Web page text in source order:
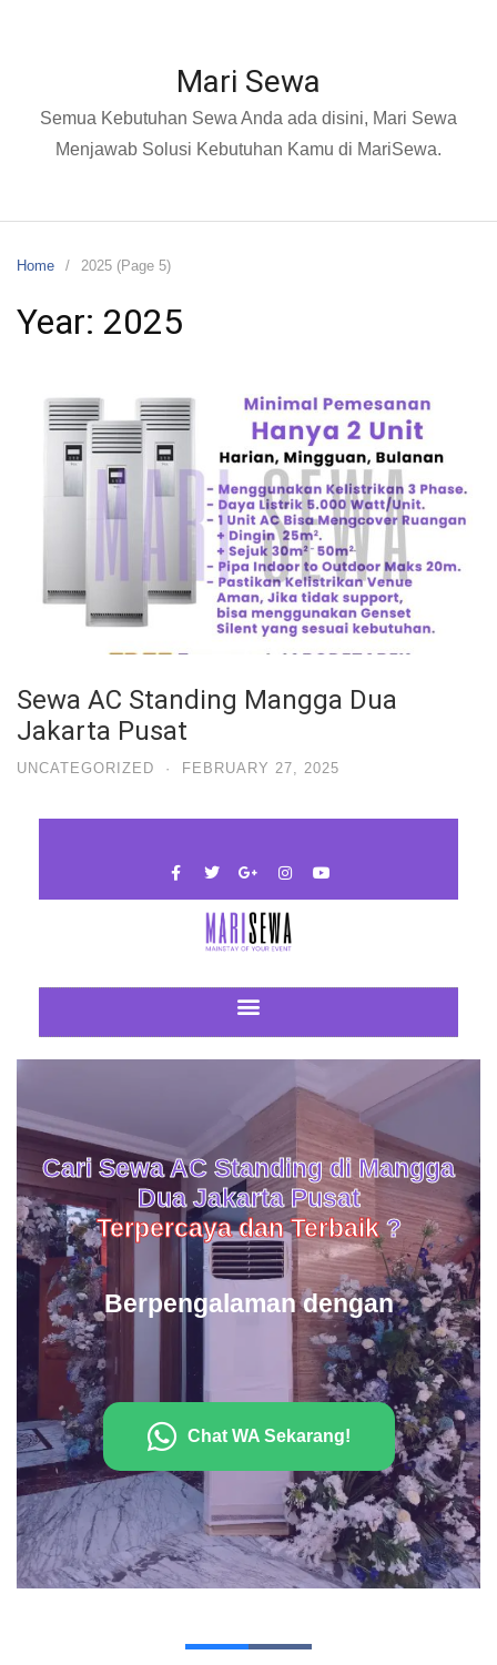
Mari Sewa
Semua Kebutuhan Sewa Anda ada disini, Mari Sewa
Menjawab Solusi Kebutuhan Kamu di MariSewa.
Home 2025 (Page 5)
Year: 2025
Sewa AC Standing Mangga Dua
Jakarta Pusat
UNCATEGORIZED · FEBRUARY 27, 2025
Cari Sewa AC Standing di Mangga
Dua Jakarta Pusat
Terpercaya dan Terbaik ?
Berpengalaman dengan
Chat WA Sekarang!